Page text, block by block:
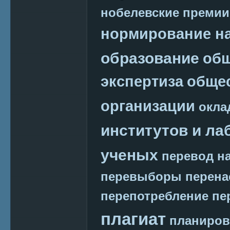
нобелевские премии
нормирование
образование
экспертиза
организации
институтов и
ученых перевод
перевыборы
перепотребление
плагиат